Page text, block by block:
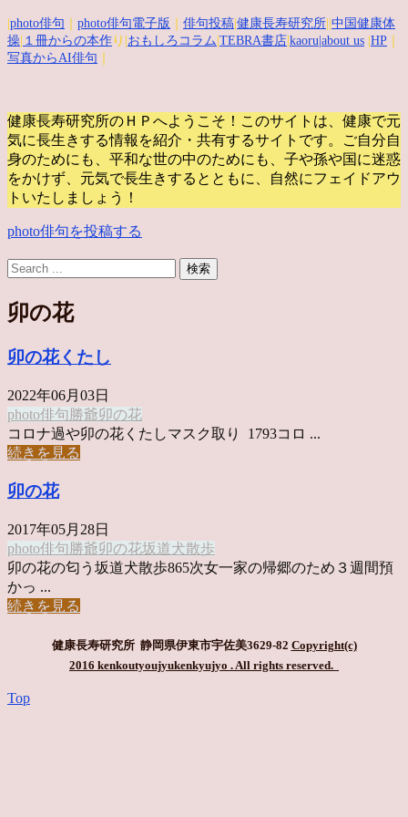
photo俳句 photo俳句電子版 俳句投稿 健康長寿研究所 中国健康体
操 １冊からの本作 り| おもしろコラム TEBRA書店 kaoru |about us HP
写真からAI俳句
健康長寿研究所のＨＰへようこそ！このサイトは、健康で元
気に長生きする情報を紹介・共有するサイトです。
ご自分自
身のためにも、平和な世の中のためにも、子や孫や国に迷惑
をかけず、元気で長生きするとともに、自然にフェイドアウ
トいたしましょう！
photo俳句を投稿する
卯の花
卯の花くたし
2022年06月03日
photo俳句 勝爺卯の花
コロナ過や卯の花くたしマスク取り 1793コロ ...
続きを見る
卯の花
2017年05月28日
photo俳句 勝爺卯の花坂道犬散歩
卯の花の匂う坂道犬散歩865次女一家の帰郷のため３週間預
かっ ...
続きを見る
健康長寿研究所 静岡県伊東市宇佐美3629-82 Copyright(c)
2016 kenkoutyoujyukenkyujyo . All rights reserved.
Top